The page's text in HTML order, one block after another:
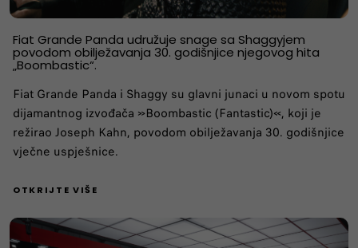
Fiat Grande Panda udružuje snage sa Shaggyjem
povodom obilježavanja 30. godišnjice njegovog hita
„Boombastic“.
Fiat Grande Panda i Shaggy su glavni junaci u novom spotu
dijamantnog izvođača »Boombastic (Fantastic)«, koji je
režirao Joseph Kahn, povodom obilježavanja 30. godišnjice
vječne uspješnice.
OTKRIJTE VIŠE